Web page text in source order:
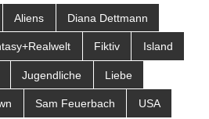
Aliens Diana Dettmann
Fiktiv Island
Jugendliche Liebe
Sam Feuerbach USA